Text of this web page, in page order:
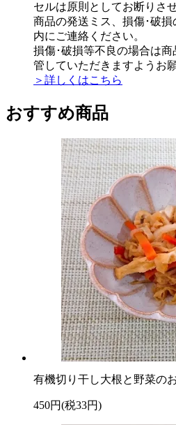
セルは原則としてお断りさ
商品の発送ミス、損傷･破
内にご連絡ください。
損傷･破損等不良の場合は
管していただきますようお
＞詳しくはこちら
おすすめ商品
有機切り干し大根と野菜の
450円(税33円)